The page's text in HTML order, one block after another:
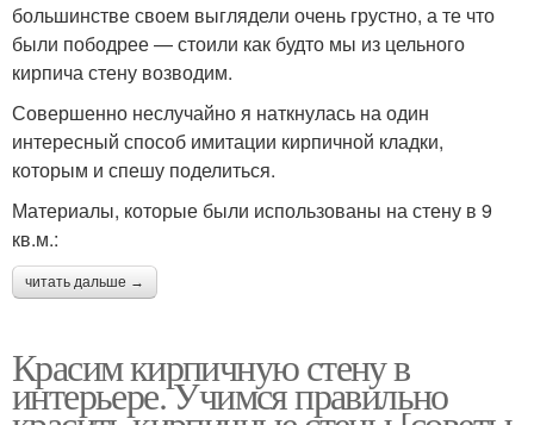
большинстве своем выглядели очень грустно, а те что
были пободрее — стоили как будто мы из цельного
кирпича стену возводим.
Совершенно неслучайно я наткнулась на один
интересный способ имитации кирпичной кладки,
которым и спешу поделиться.
Материалы, которые были использованы на стену в 9
кв.м.:
читать дальше →
Красим кирпичную стену в
интерьере. Учимся правильно